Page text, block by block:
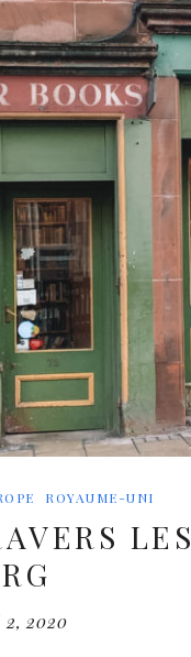
ROYAUME-UNI
2, 2020